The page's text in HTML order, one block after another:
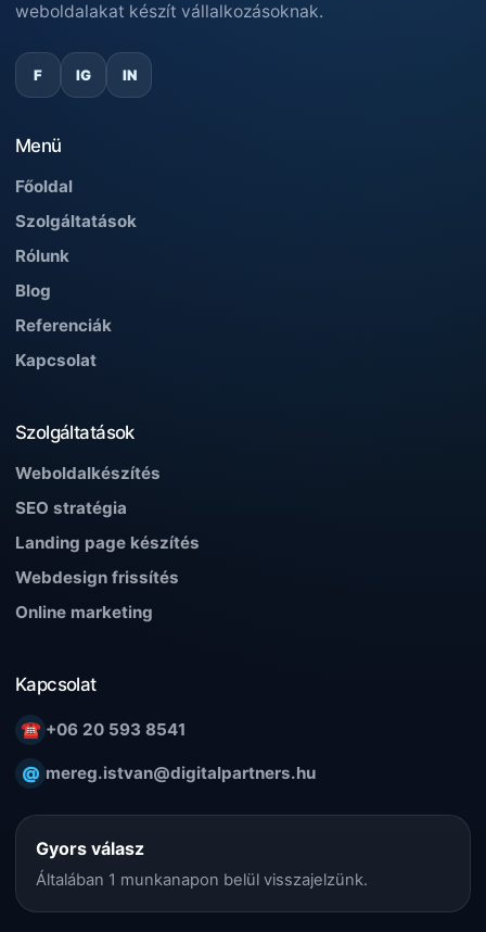
weboldalakat készít vállalkozásoknak.
F IG IN
Menü
Főoldal
Szolgáltatások
Rólunk
Blog
Referenciák
Kapcsolat
Szolgáltatások
Weboldalkészítés
SEO stratégia
Landing page készítés
Webdesign frissítés
Online marketing
Kapcsolat
☎ +06 20 593 8541
@ mereg.istvan@digitalpartners.hu
Gyors válasz
Általában 1 munkanapon belül visszajelzünk.